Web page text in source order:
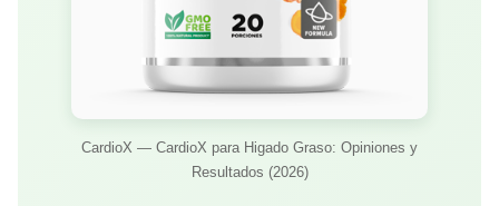
CardioX — CardioX para Higado Graso: Opiniones y
Resultados (2026)